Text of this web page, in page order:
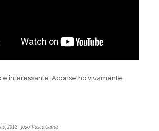
e interessante. Aconselho vivamente.
2012 João Vasco Gama